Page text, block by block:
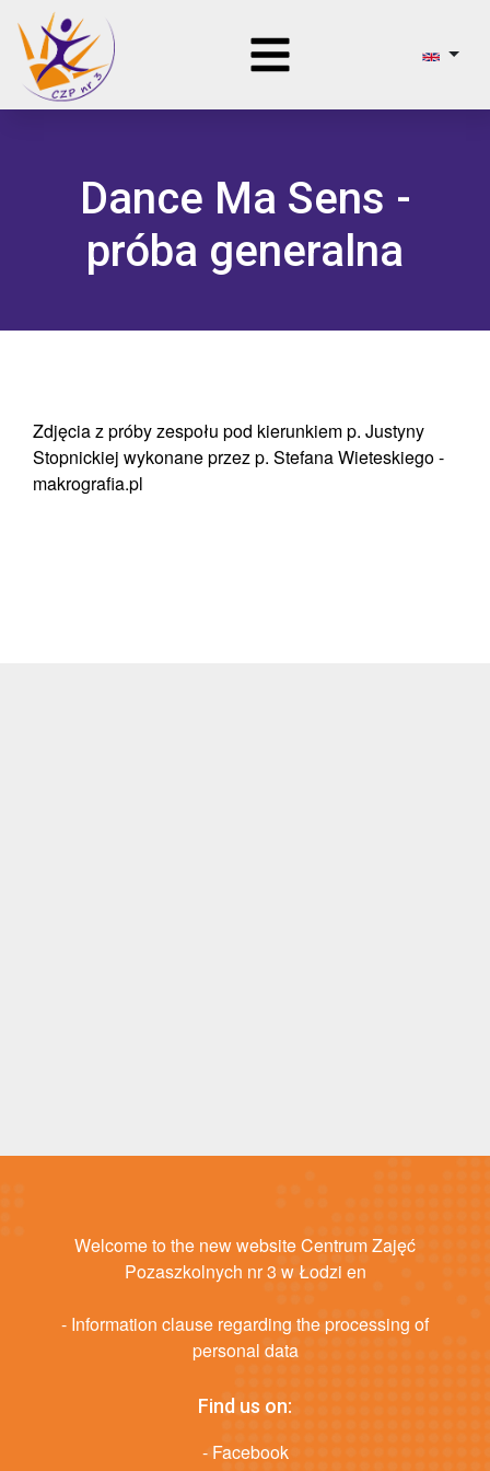
Dance Ma Sens -
próba generalna
Zdjęcia z próby zespołu pod kierunkiem p. Justyny
Stopnickiej wykonane przez p. Stefana Wieteskiego -
makrografia.pl
Welcome to the new website Centrum Zajęć
Pozaszkolnych nr 3 w Łodzi en
- Information clause regarding the processing of
personal data
Find us on:
- Facebook